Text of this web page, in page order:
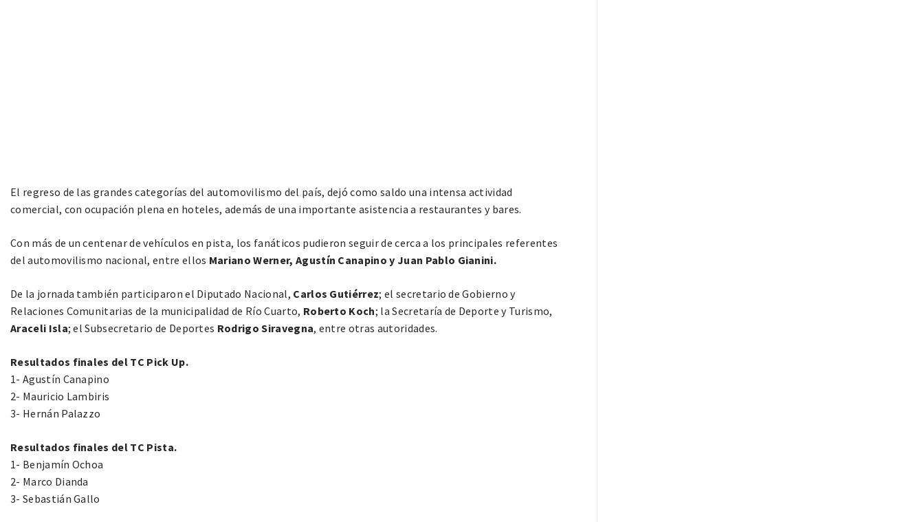
El regreso de las grandes categorías del automovilismo del país, dejó como saldo una intensa actividad
comercial, con ocupación plena en hoteles, además de una importante asistencia a restaurantes y bares.
Con más de un centenar de vehículos en pista, los fanáticos pudieron seguir de cerca a los principales referentes
del automovilismo nacional, entre ellos Mariano Werner, Agustín Canapino y Juan Pablo Gianini.
De la jornada también participaron el Diputado Nacional, Carlos Gutiérrez; el secretario de Gobierno y
Relaciones Comunitarias de la municipalidad de Río Cuarto, Roberto Koch; la Secretaría de Deporte y Turismo,
Araceli Isla; el Subsecretario de Deportes Rodrigo Siravegna, entre otras autoridades.
Resultados finales del TC Pick Up.
1- Agustín Canapino
2- Mauricio Lambiris
3- Hernán Palazzo
Resultados finales del TC Pista.
1- Benjamín Ochoa
2- Marco Dianda
3- Sebastián Gallo